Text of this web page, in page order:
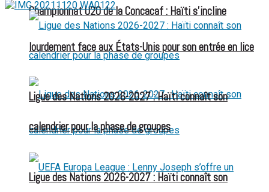
Championnat U20 de la Concacaf : Haïti s’incline
lourdement face aux États-Unis pour son entrée en lice
Ligue des Nations 2026-2027 : Haïti connaît son
Ligue des Nations 2026-2027 : Haïti connaît son
calendrier pour la phase de groupes